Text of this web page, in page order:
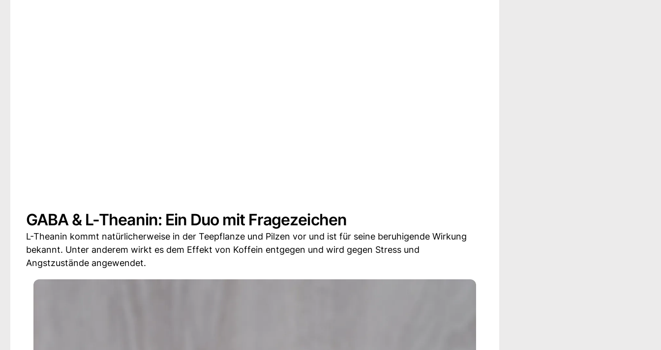
GABA & L-Theanin: Ein Duo mit Fragezeichen
L-Theanin kommt natürlicherweise in der Teepflanze und Pilzen vor und ist für seine beruhigende Wirkung
bekannt. Unter anderem wirkt es dem Effekt von Koffein entgegen und wird gegen Stress und
Angstzustände angewendet.